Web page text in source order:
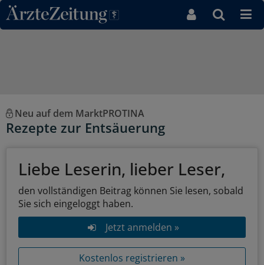
Direkt zum Inhaltsbereich
Neu auf dem MarktPROTINA
Rezepte zur Entsäuerung
Liebe Leserin, lieber Leser,
den vollständigen Beitrag können Sie lesen, sobald
Sie sich eingeloggt haben.
Jetzt anmelden »
Kostenlos registrieren »